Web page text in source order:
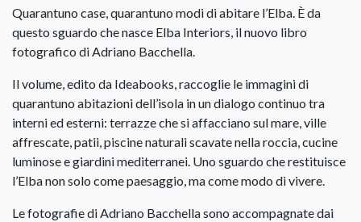
Quarantuno case, quarantuno modi di abitare l’Elba. È da
questo sguardo che nasce Elba Interiors, il nuovo libro
fotografico di Adriano Bacchella.
Il volume, edito da Ideabooks, raccoglie le immagini di
quarantuno abitazioni dell’isola in un dialogo continuo tra
interni ed esterni: terrazze che si affacciano sul mare, ville
affrescate, patii, piscine naturali scavate nella roccia, cucine
luminose e giardini mediterranei. Uno sguardo che restituisce
l’Elba non solo come paesaggio, ma come modo di vivere.
Le fotografie di Adriano Bacchella sono accompagnate dai